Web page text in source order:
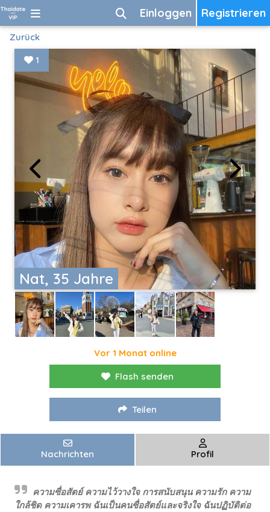
Registrieren
Einloggen
Zurück
Nat, 35 Jahre
1
Vor 1 Monat online
Flash senden
Teilen
Nachrichten Profil
ความซื่อสัตย์ ความไว้วางใจ การสนับสนุน ความรัก ความ
ใกล้ชิด ความเคารพ ฉันเป็นคนซื่อสัตย์และจริงใจ ฉันปฏิบัติต่อ